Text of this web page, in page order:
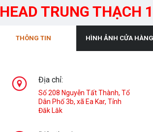
HEAD TRUNG THẠCH 1
THÔNG TIN HÌNH ẢNH CỬA HÀNG
Địa chỉ:
Số 208 Nguyễn Tất Thành, Tổ
Dân Phố 3b, xã Ea Kar, Tỉnh
Đăk Lăk